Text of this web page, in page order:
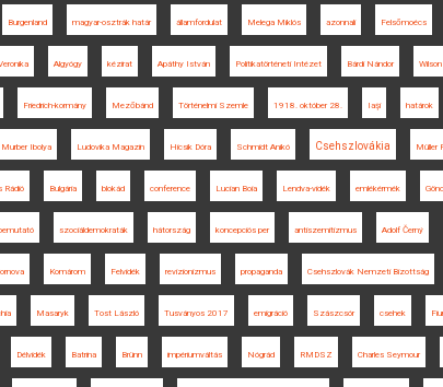
Burgenland magyar-osztrák határ államfordulat Melega Miklós azonnali Felsőmoécs
Algyógy kézirat Apáthy István Politikatörténeti Intézet Bárdi Nándor
Friedrich-kormány Mezőbánd Történelmi Szemle 1918. október 28. Iaşi határok
Murber Ibolya Ludovika Magazin Hicsik Dóra Schmidt Anikó Csehszlovákia Müller
Rádió Bulgária blokád conference Lucian Boia Lendva-vidék emlékérmék
szociáldemokraták hátország koncepciós per antiszemitizmus Adolf Černý
Komárom Felvidék revizionizmus propaganda Csehszlovák Nemzeti Bizottság
Masaryk Tost László Tusványos 2017 emigráció Szászcsór csehek
Délvidék Batrina Brünn impériumváltás Nógrád RMDSZ Charles Seymour